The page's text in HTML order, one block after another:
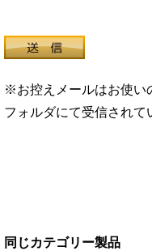
※お控えメールはお使い
フォルダにて受信されて
同じカテゴリー製品